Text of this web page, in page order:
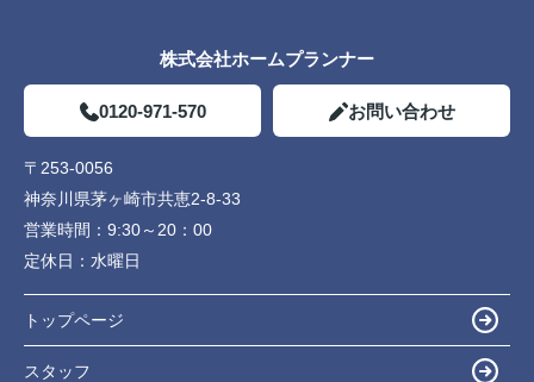
株式会社ホームプランナー
0120-971-570 お問い合わせ
〒253-0056
神奈川県茅ヶ崎市共恵2-8-33
営業時間： 9:30～20：00
定休日： 水曜日
トップページ
スタッフ